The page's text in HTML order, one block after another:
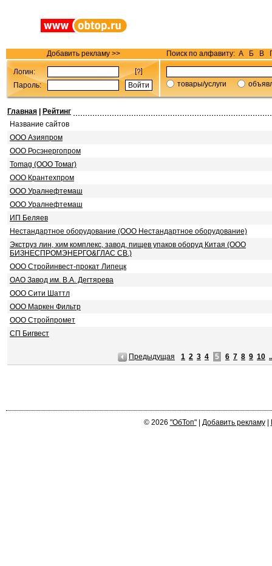
Добавить рекламу >> Поиск по алфавиту: А Б В
Логин:
Пароль:
товары/услуги
Главная
Рейтинг
Название сайтов
ООО Азияпром
ООО Росэнергопром
Tomag (ООО Томаг)
ООО Крантехпром
ООО Уралнефтемаш
ООО Уралнефтемаш
ИП Беляев
Нестандартное оборудование (ООО Нестандартное оборудование)
Экструз лин, хим комплекс, завод, пищев упаков оборуд Китая (ООО
БИЗНЕСПРОМЭНЕРГО&ГЛАС СВ.)
ООО Стройинвест-прокат Липецк
ОАО Завод им. В.А. Дегтярева
ООО Сити Шаттл
ООО Маркен Фильтр
ООО Стройпромет
СП Бигвест
Предыдущая 1 2 3 4 5 6 7 8 9 10 ..
© 2026 "ОбТоп"| Добавить рекламу|